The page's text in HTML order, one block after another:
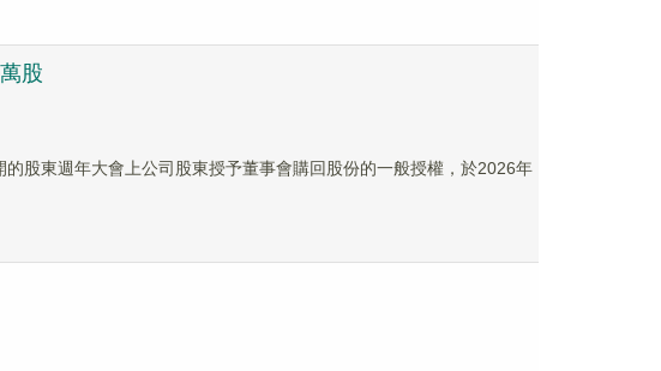
股
股東週年大會上公司股東授予董事會購回股份的一般授權，於2026年